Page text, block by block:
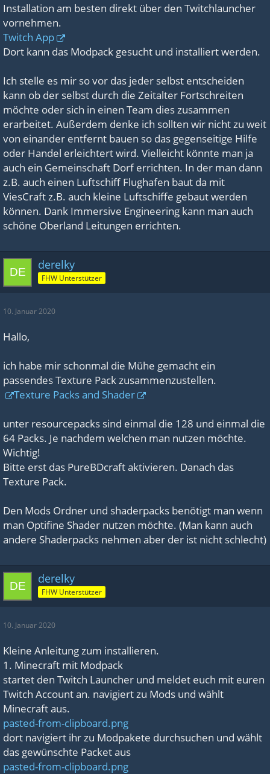
Installation am besten direkt über den Twitchlauncher
vornehmen.
Twitch App
Dort kann das Modpack gesucht und installiert werden.
Ich stelle es mir so vor das jeder selbst entscheiden
kann ob der selbst durch die Zeitalter Fortschreiten
möchte oder sich in einen Team dies zusammen
erarbeitet. Außerdem denke ich sollten wir nicht zu weit
von einander entfernt bauen so das gegenseitige Hilfe
oder Handel erleichtert wird. Vielleicht könnte man ja
auch ein Gemeinschaft Dorf errichten. In der man dann
z.B. auch einen Luftschiff Flughafen baut da mit
ViesCraft z.B. auch kleine Luftschiffe gebaut werden
können. Dank Immersive Engineering kann man auch
schöne Oberland Leitungen errichten.
derelky
FHW Unterstützer
10. Januar 2020
Hallo,
ich habe mir schonmal die Mühe gemacht ein
passendes Texture Pack zusammenzustellen.
Texture Packs and Shader
unter resourcepacks sind einmal die 128 und einmal die
64 Packs. Je nachdem welchen man nutzen möchte.
Wichtig!
Bitte erst das PureBDcraft aktivieren. Danach das
Texture Pack.
Den Mods Ordner und shaderpacks benötigt man wenn
man Optifine Shader nutzen möchte. (Man kann auch
andere Shaderpacks nehmen aber der ist nicht schlecht)
derelky
FHW Unterstützer
10. Januar 2020
Kleine Anleitung zum installieren.
1. Minecraft mit Modpack
startet den Twitch Launcher und meldet euch mit euren
Twitch Account an. navigiert zu Mods und wählt
Minecraft aus.
pasted-from-clipboard.png
dort navigiert ihr zu Modpakete durchsuchen und wählt
das gewünschte Packet aus
pasted-from-clipboard.png